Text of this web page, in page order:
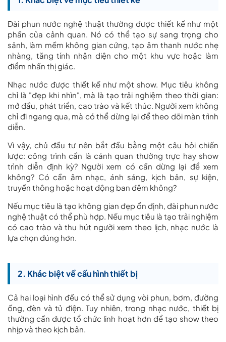
Đài phun nước nghệ thuật thường được thiết kế như một
phần của cảnh quan. Nó có thể tạo sự sang trọng cho
sảnh, làm mềm không gian cứng, tạo âm thanh nước nhẹ
nhàng, tăng tính nhận diện cho một khu vực hoặc làm
điểm nhấn thị giác.
Nhạc nước được thiết kế như một show. Mục tiêu không
chỉ là "đẹp khi nhìn", mà là tạo trải nghiệm theo thời gian:
mở đầu, phát triển, cao trào và kết thúc. Người xem không
chỉ đi ngang qua, mà có thể dừng lại để theo dõi màn trình
diễn.
Vì vậy, chủ đầu tư nên bắt đầu bằng một câu hỏi chiến
lược: công trình cần là cảnh quan thường trực hay show
trình diễn định kỳ? Người xem có cần dừng lại để xem
không? Có cần âm nhạc, ánh sáng, kịch bản, sự kiện,
truyền thông hoặc hoạt động ban đêm không?
Nếu mục tiêu là tạo không gian đẹp ổn định, đài phun nước
nghệ thuật có thể phù hợp. Nếu mục tiêu là tạo trải nghiệm
có cao trào và thu hút người xem theo lịch, nhạc nước là
lựa chọn đúng hơn.
2. Khác biệt về cấu hình thiết bị
Cả hai loại hình đều có thể sử dụng vòi phun, bơm, đường
ống, đèn và tủ điện. Tuy nhiên, trong nhạc nước, thiết bị
thường cần được tổ chức linh hoạt hơn để tạo show theo
nhịp và theo kịch bản.